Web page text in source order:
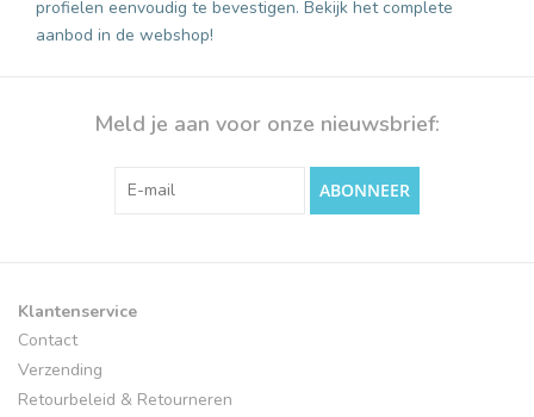
profielen eenvoudig te bevestigen. Bekijk het complete
aanbod in de webshop!
Meld je aan voor onze nieuwsbrief:
ABONNEER
Klantenservice
Contact
Verzending
Retourbeleid & Retourneren